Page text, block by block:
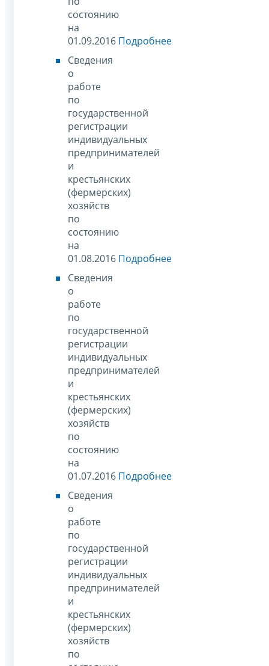
состоянию
на
01.09.2016 Подробнее
Сведения
о
работе
по
государственной
регистрации
индивидуальных
предпринимателей
и
крестьянских
(фермерских)
хозяйств
по
состоянию
на
01.08.2016 Подробнее
Сведения
о
работе
по
государственной
регистрации
индивидуальных
предпринимателей
и
крестьянских
(фермерских)
хозяйств
по
состоянию
на
01.07.2016 Подробнее
Сведения
о
работе
по
государственной
регистрации
индивидуальных
предпринимателей
и
крестьянских
(фермерских)
хозяйств
по